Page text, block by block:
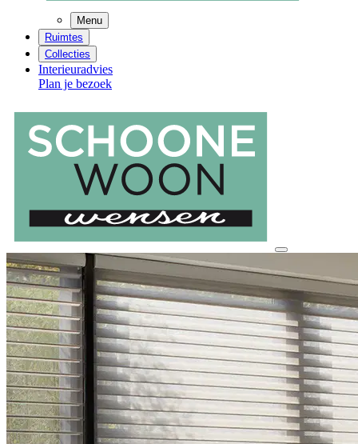
Menu
Ruimtes
Collecties
Interieuradvies
Plan je bezoek